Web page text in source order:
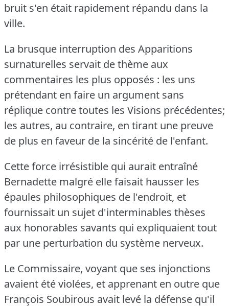
bruit s'en était rapidement répandu dans la
ville.
La brusque interruption des Apparitions
surnaturelles servait de thème aux
commentaires les plus opposés : les uns
prétendant en faire un argument sans
réplique contre toutes les Visions précédentes;
les autres, au contraire, en tirant une preuve
de plus en faveur de la sincérité de l'enfant.
Cette force irrésistible qui aurait entraîné
Bernadette malgré elle faisait hausser les
épaules philosophiques de l'endroit, et
fournissait un sujet d'interminables thèses
aux honorables savants qui expliquaient tout
par une perturbation du système nerveux.
Le Commissaire, voyant que ses injonctions
avaient été violées, et apprenant en outre que
François Soubirous avait levé la défense qu'il